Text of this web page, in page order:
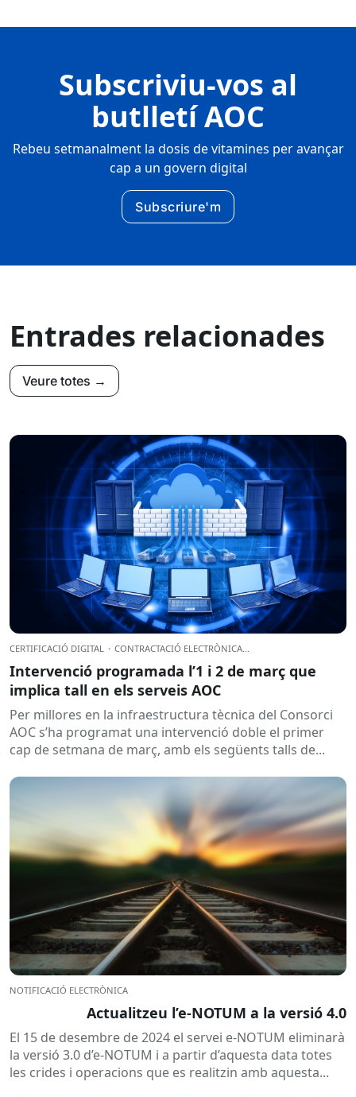
Subscriviu-vos al
butlletí AOC
Rebeu setmanalment la dosis de vitamines per avançar
cap a un govern digital
Subscriure'm
Entrades relacionades
Veure totes →
CERTIFICACIÓ DIGITAL · CONTRACTACIÓ ELECTRÒNICA...
Intervenció programada l’1 i 2 de març que
implica tall en els serveis AOC
Per millores en la infraestructura tècnica del Consorci
AOC s’ha programat una intervenció doble el primer
cap de setmana de març, amb els següents talls de...
NOTIFICACIÓ ELECTRÒNICA
Actualitzeu l’e-NOTUM a la versió 4.0
El 15 de desembre de 2024 el servei e-NOTUM eliminarà
la versió 3.0 d’e-NOTUM i a partir d’aquesta data totes
les crides i operacions que es realitzin amb aquesta...